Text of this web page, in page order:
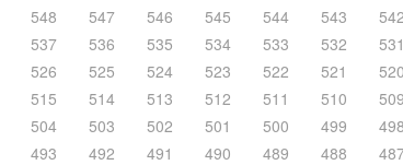
548 547 546 545 544 543
537
536 535 534 533 532
526
525 524 523 522 521
515
514 513 512 511 510
504
503 502 501 500 499
493
492 491 490 489 488